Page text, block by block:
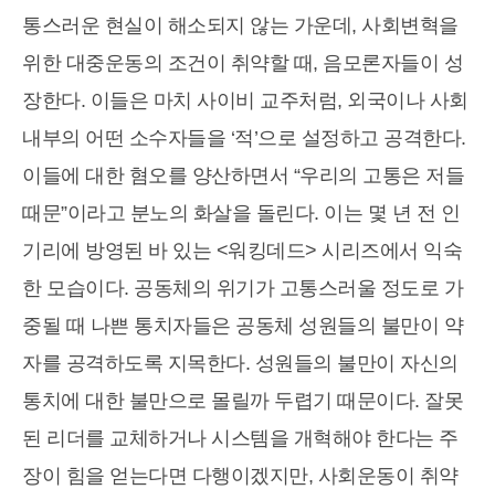
통스러운 현실이 해소되지 않는 가운데, 사회변혁을
위한 대중운동의 조건이 취약할 때, 음모론자들이 성
장한다. 이들은 마치 사이비 교주처럼, 외국이나 사회
내부의 어떤 소수자들을 ‘적’으로 설정하고 공격한다.
이들에 대한 혐오를 양산하면서 “우리의 고통은 저들
때문”이라고 분노의 화살을 돌린다. 이는 몇 년 전 인
기리에 방영된 바 있는 <워킹데드> 시리즈에서 익숙
한 모습이다. 공동체의 위기가 고통스러울 정도로 가
중될 때 나쁜 통치자들은 공동체 성원들의 불만이 약
자를 공격하도록 지목한다. 성원들의 불만이 자신의
통치에 대한 불만으로 몰릴까 두렵기 때문이다. 잘못
된 리더를 교체하거나 시스템을 개혁해야 한다는 주
장이 힘을 얻는다면 다행이겠지만, 사회운동이 취약